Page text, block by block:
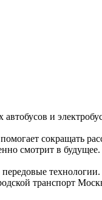
и
сокращать
смотрит в будущее.
транспорт